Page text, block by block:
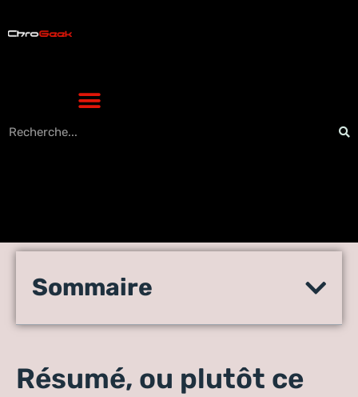
Rezoactif : l’histoire de
digital français
Sommaire
Résumé, ou plutôt ce